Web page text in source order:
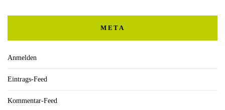
META
Anmelden
Eintrags-Feed
Kommentar-Feed